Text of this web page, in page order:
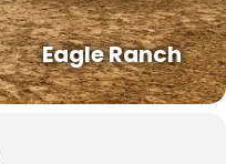
Eagle Ranch